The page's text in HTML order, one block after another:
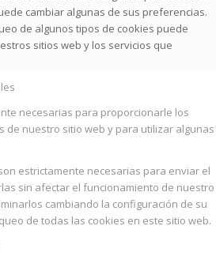
cambiar algunas de sus preferencias.
de algunos tipos de cookies puede
sitios web y los servicios que
necesarias para proporcionarle los
de nuestro sitio web y para utilizar algunas
estrictamente necesarias para enviar el
sin afectar el funcionamiento de nuestro
cambiando la configuración de su
de todas las cookies en este sitio web.